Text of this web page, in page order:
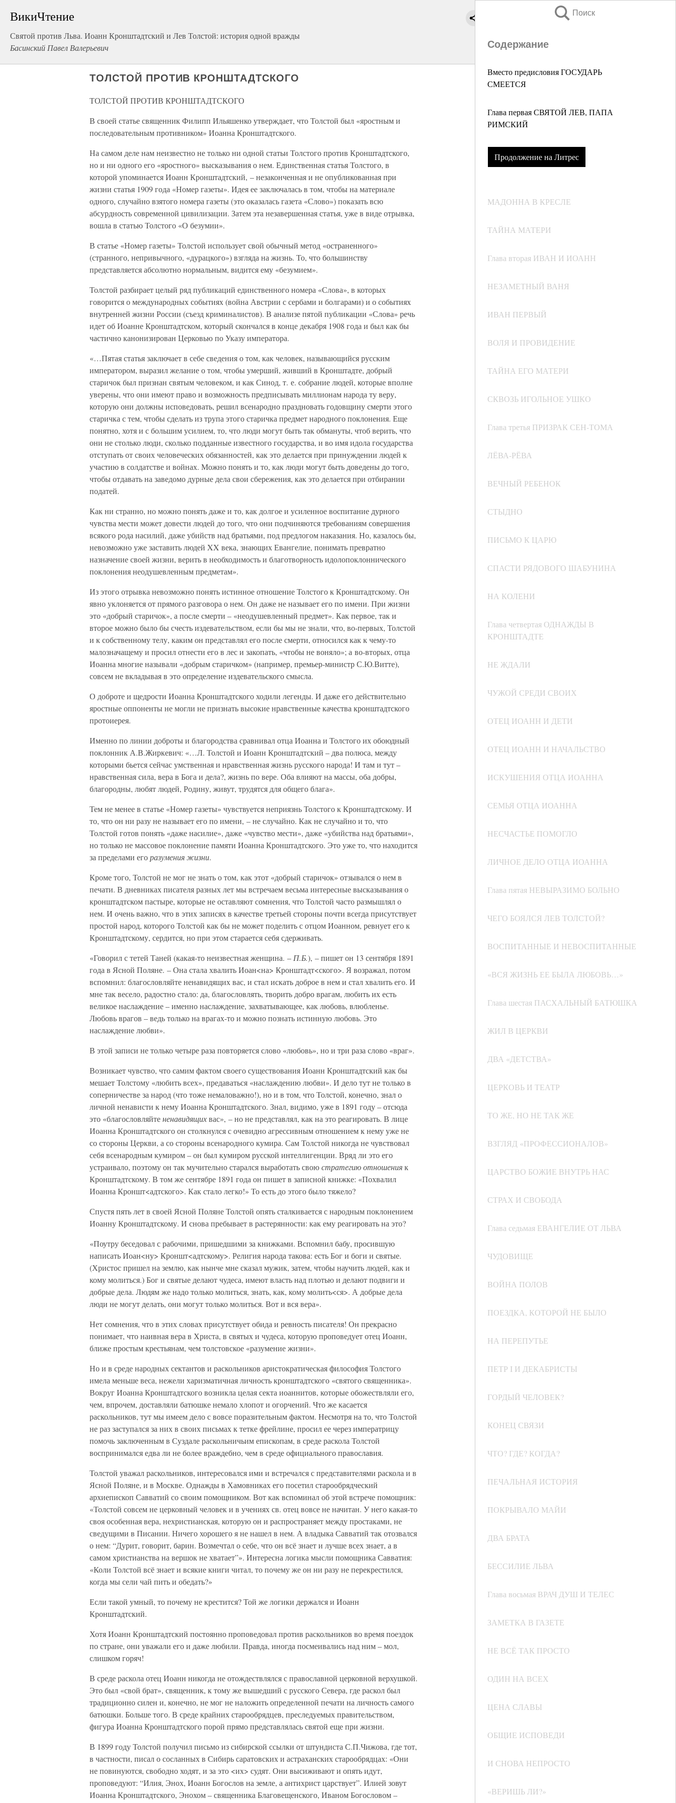
ВикиЧтение
Святой против Льва. Иоанн Кронштадтский и Лев Толстой: история одной вражды
Басинский Павел Валерьевич
Поиск
Содержание
Вместо предисловия ГОСУДАРЬ
СМЕЕТСЯ
Глава первая СВЯТОЙ ЛЕВ, ПАПА
РИМСКИЙ
Продолжение на Литрес
МАДОННА В КРЕСЛЕ
ТАЙНА МАТЕРИ
Глава вторая ИВАН И ИОАНН
НЕЗАМЕТНЫЙ ВАНЯ
ИВАН ПЕРВЫЙ
ВОЛЯ И ПРОВИДЕНИЕ
ТАЙНА ЕГО МАТЕРИ
СКВОЗЬ ИГОЛЬНОЕ УШКО
Глава третья ПРИЗРАК СЕН-ТОМА
ЛЁВА-РЁВА
ВЕЧНЫЙ РЕБЕНОК
СТЫДНО
ПИСЬМО К ЦАРЮ
СПАСТИ РЯДОВОГО ШАБУНИНА
НА КОЛЕНИ
Глава четвертая ОДНАЖДЫ В
КРОНШТАДТЕ
НЕ ЖДАЛИ
ЧУЖОЙ СРЕДИ СВОИХ
ОТЕЦ ИОАНН И ДЕТИ
ОТЕЦ ИОАНН И НАЧАЛЬСТВО
ИСКУШЕНИЯ ОТЦА ИОАННА
СЕМЬЯ ОТЦА ИОАННА
НЕСЧАСТЬЕ ПОМОГЛО
ЛИЧНОЕ ДЕЛО ОТЦА ИОАННА
Глава пятая НЕВЫРАЗИМО БОЛЬНО
ЧЕГО БОЯЛСЯ ЛЕВ ТОЛСТОЙ?
ВОСПИТАННЫЕ И НЕВОСПИТАННЫЕ
«ВСЯ ЖИЗНЬ ЕЕ БЫЛА ЛЮБОВЬ…»
Глава шестая ПАСХАЛЬНЫЙ БАТЮШКА
ЖИЛ В ЦЕРКВИ
ДВА «ДЕТСТВА»
ЦЕРКОВЬ И ТЕАТР
ТО ЖЕ, НО НЕ ТАК ЖЕ
ВЗГЛЯД «ПРОФЕССИОНАЛОВ»
ЦАРСТВО БОЖИЕ ВНУТРЬ НАС
СТРАХ И СВОБОДА
Глава седьмая ЕВАНГЕЛИЕ ОТ ЛЬВА
ЧУДОВИЩЕ
ВОЙНА ПОЛОВ
ПОЕЗДКА, КОТОРОЙ НЕ БЫЛО
НА ПЕРЕПУТЬЕ
ПЕТР I И ДЕКАБРИСТЫ
ГОРДЫЙ ЧЕЛОВЕК?
КОНЕЦ СВЯЗИ
ЧТО? ГДЕ? КОГДА?
ПЕЧАЛЬНАЯ ИСТОРИЯ
ПОКРЫВАЛО МАЙИ
ДВА БРАТА
БЕССИЛИЕ ЛЬВА
Глава восьмая ВРАЧ ДУШ И ТЕЛЕС
ЗАМЕТКА В ГАЗЕТЕ
НЕ ВСЁ ТАК ПРОСТО
ОДИН НА ВСЕХ
ЦЕНА СЛАВЫ
ОБЩИЕ ИСПОВЕДИ
И СНОВА НЕПРОСТО
«ВЕРИШЬ ЛИ?»
ТОЛСТОЙ ПРОТИВ КРОНШТАДТСКОГО
ТОЛСТОЙ ПРОТИВ КРОНШТАДТСКОГО
В своей статье священник Филипп Ильяшенко утверждает, что Толстой был «яростным и
последовательным противником» Иоанна Кронштадтского.
На самом деле нам неизвестно не только ни одной статьи Толстого против Кронштадтского,
но и ни одного его «яростного» высказывания о нем. Единственная статья Толстого, в
которой упоминается Иоанн Кронштадтский, – незаконченная и не опубликованная при
жизни статья 1909 года «Номер газеты». Идея ее заключалась в том, чтобы на материале
одного, случайно взятого номера газеты (это оказалась газета «Слово») показать всю
абсурдность современной цивилизации. Затем эта незавершенная статья, уже в виде отрывка,
вошла в статью Толстого «О безумии».
В статье «Номер газеты» Толстой использует свой обычный метод «остраненного»
(странного, непривычного, «дурацкого») взгляда на жизнь. То, что большинству
представляется абсолютно нормальным, видится ему «безумием».
Толстой разбирает целый ряд публикаций единственного номера «Слова», в которых
говорится о международных событиях (война Австрии с сербами и болгарами) и о событиях
внутренней жизни России (съезд криминалистов). В анализе пятой публикации «Слова» речь
идет об Иоанне Кронштадтском, который скончался в конце декабря 1908 года и был как бы
частично канонизирован Церковью по Указу императора.
«…Пятая статья заключает в себе сведения о том, как человек, называющийся русским
императором, выразил желание о том, чтобы умерший, живший в Кронштадте, добрый
старичок был признан святым человеком, и как Синод, т. е. собрание людей, которые вполне
уверены, что они имеют право и возможность предписывать миллионам народа ту веру,
которую они должны исповедовать, решил всенародно праздновать годовщину смерти этого
старичка с тем, чтобы сделать из трупа этого старичка предмет народного поклонения. Еще
понятно, хотя и с большим усилием, то, что люди могут быть так обмануты, чтоб верить, что
они не столько люди, сколько подданные известного государства, и во имя идола государства
отступать от своих человеческих обязанностей, как это делается при принуждении людей к
участию в солдатстве и войнах. Можно понять и то, как люди могут быть доведены до того,
чтобы отдавать на заведомо дурные дела свои сбережения, как это делается при отбирании
податей.
Как ни странно, но можно понять даже и то, как долгое и усиленное воспитание дурного
чувства мести может довести людей до того, что они подчиняются требованиям совершения
всякого рода насилий, даже убийств над братьями, под предлогом наказания. Но, казалось бы,
невозможно уже заставить людей XX века, знающих Евангелие, понимать превратно
назначение своей жизни, верить в необходимость и благотворность идолопоклоннического
поклонения неодушевленным предметам».
Из этого отрывка невозможно понять истинное отношение Толстого к Кронштадтскому. Он
явно уклоняется от прямого разговора о нем. Он даже не называет его по имени. При жизни
это «добрый старичок», а после смерти – «неодушевленный предмет». Как первое, так и
второе можно было бы счесть издевательством, если бы мы не знали, что, во-первых, Толстой
и к собственному телу, каким он представлял его после смерти, относился как к чему-то
малозначащему и просил отнести его в лес и закопать, «чтобы не воняло»; а во-вторых, отца
Иоанна многие называли «добрым старичком» (например, премьер-министр С.Ю.Витте),
совсем не вкладывая в это определение издевательского смысла.
О доброте и щедрости Иоанна Кронштадтского ходили легенды. И даже его действительно
яростные оппоненты не могли не признать высокие нравственные качества кронштадтского
протоиерея.
Именно по линии доброты и благородства сравнивал отца Иоанна и Толстого их обоюдный
поклонник А.В.Жиркевич: «…Л. Толстой и Иоанн Кронштадтский – два полюса, между
которыми бьется сейчас умственная и нравственная жизнь русского народа! И там и тут –
нравственная сила, вера в Бога и дела?, жизнь по вере. Оба влияют на массы, оба добры,
благородны, любят людей, Родину, живут, трудятся для общего блага».
Тем не менее в статье «Номер газеты» чувствуется неприязнь Толстого к Кронштадтскому. И
то, что он ни разу не называет его по имени, – не случайно. Как не случайно и то, что
Толстой готов понять «даже насилие», даже «чувство мести», даже «убийства над братьями»,
но только не массовое поклонение памяти Иоанна Кронштадтского. Это уже то, что находится
за пределами егоразумения жизни.
Кроме того, Толстой не мог не знать о том, как этот «добрый старичок» отзывался о нем в
печати. В дневниках писателя разных лет мы встречаем весьма интересные высказывания о
кронштадтском пастыре, которые не оставляют сомнения, что Толстой часто размышлял о
нем. И очень важно, что в этих записях в качестве третьей стороны почти всегда присутствует
простой народ, которого Толстой как бы не может поделить с отцом Иоанном, ревнует его к
Кронштадтскому, сердится, но при этом старается себя сдерживать.
«Говорил с тетей Таней (какая-то неизвестная женщина. – П.Б.), – пишет он 13 сентября 1891
года в Ясной Поляне. – Она стала хвалить Иоан<на> Кронштадт<ского>. Я возражал, потом
вспомнил: благословляйте ненавидящих вас, и стал искать доброе в нем и стал хвалить его. И
мне так весело, радостно стало: да, благословлять, творить добро врагам, любить их есть
великое наслаждение – именно наслаждение, захватывающее, как любовь, влюбленье.
Любовь врагов – ведь только на врагах-то и можно познать истинную любовь. Это
наслаждение любви».
В этой записи не только четыре раза повторяется слово «любовь», но и три раза слово «враг».
Возникает чувство, что самим фактом своего существования Иоанн Кронштадтский как бы
мешает Толстому «любить всех», предаваться «наслаждению любви». И дело тут не только в
соперничестве за народ (что тоже немаловажно!), но и в том, что Толстой, конечно, знал о
личной ненависти к нему Иоанна Кронштадтского. Знал, видимо, уже в 1891 году – отсюда
это «благословляйтененавидящихвас», – но не представлял, как на это реагировать. В лице
Иоанна Кронштадтского он столкнулся с очевидно агрессивным отношением к нему уже не
со стороны Церкви, а со стороны всенародного кумира. Сам Толстой никогда не чувствовал
себя всенародным кумиром – он был кумиром русской интеллигенции. Вряд ли это его
устраивало, поэтому он так мучительно старался выработать своюстратегию отношенияк
Кронштадтскому. В том же сентябре 1891 года он пишет в записной книжке: «Похвалил
Иоанна Кроншт<адтского>. Как стало легко!» То есть до этого было тяжело?
Спустя пять лет в своей Ясной Поляне Толстой опять сталкивается с народным поклонением
Иоанну Кронштадтскому. И снова пребывает в растерянности: как ему реагировать на это?
«Поутру беседовал с рабочими, пришедшими за книжками. Вспомнил бабу, просившую
написать Иоан<ну> Кроншт<адтскому>. Религия народа такова: есть Бог и боги и святые.
(Христос пришел на землю, как нынче мне сказал мужик, затем, чтобы научить людей, как и
кому молиться.) Бог и святые делают чудеса, имеют власть над плотью и делают подвиги и
добрые дела. Людям же надо только молиться, знать, как, кому молить<ся>. А добрые дела
люди не могут делать, они могут только молиться. Вот и вся вера».
Нет сомнения, что в этих словах присутствует обида и ревность писателя! Он прекрасно
понимает, что наивная вера в Христа, в святых и чудеса, которую проповедует отец Иоанн,
ближе простым крестьянам, чем толстовское «разумение жизни».
Но и в среде народных сектантов и раскольников аристократическая философия Толстого
имела меньше веса, нежели харизматичная личность кронштадтского «святого священника».
Вокруг Иоанна Кронштадтского возникла целая секта иоаннитов, которые обожествляли его,
чем, впрочем, доставляли батюшке немало хлопот и огорчений. Что же касается
раскольников, тут мы имеем дело с вовсе поразительным фактом. Несмотря на то, что Толстой
не раз заступался за них в своих письмах к тетке фрейлине, просил ее через императрицу
помочь заключенным в Суздале раскольничьим епископам, в среде раскола Толстой
воспринимался едва ли не более враждебно, чем в среде официального православия.
Толстой уважал раскольников, интересовался ими и встречался с представителями раскола и в
Ясной Поляне, и в Москве. Однажды в Хамовниках его посетил старообрядческий
архиепископ Савватий со своим помощником. Вот как вспоминал об этой встрече помощник:
«Толстой совсем не церковный человек и в учениях св. отец вовсе не начитан. У него какая-то
своя особенная вера, нехристианская, которую он и распространяет между простаками, не
сведущими в Писании. Ничего хорошего я не нашел в нем. А владыка Савватий так отозвался
о нем: “Дурит, говорит, барин. Возмечтал о себе, что он всё знает и лучше всех знает, а в
самом христианства на вершок не хватает”». Интересна логика мысли помощника Савватия:
«Коли Толстой всё знает и всякие книги читал, то почему же он ни разу не перекрестился,
когда мы сели чай пить и обедать?»
Если такой умный, то почему не крестится? Той же логики держался и Иоанн
Кронштадтский.
Хотя Иоанн Кронштадтский постоянно проповедовал против раскольников во время поездок
по стране, они уважали его и даже любили. Правда, иногда посмеивались над ним – мол,
слишком горяч!
В среде раскола отец Иоанн никогда не отождествлялся с православной церковной верхушкой.
Это был «свой брат», священник, к тому же вышедший с русского Севера, где раскол был
традиционно силен и, конечно, не мог не наложить определенной печати на личность самого
батюшки. Больше того. В среде крайних старообрядцев, преследуемых правительством,
фигура Иоанна Кронштадтского порой прямо представлялась святой еще при жизни.
В 1899 году Толстой получил письмо из сибирской ссылки от штундиста С.П.Чижова, где тот,
в частности, писал о сосланных в Сибирь саратовских и астраханских старообрядцах: «Они
не повинуются, свободно ходят, и за это <их> судят. Они высиживают и опять идут,
проповедуют: “Илия, Энох, Иоанн Богослов на земле, а антихрист царствует”. Илией зовут
Иоанна Кронштадтского, Энохом – священника Благовещенского, Иваном Богословом –